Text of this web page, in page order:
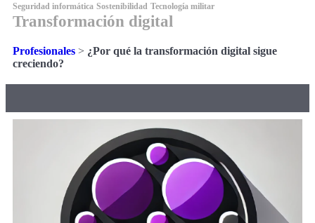
Seguridad informática Sostenibilidad Tecnología militar
Transformación digital
Profesionales > ¿Por qué la transformación digital sigue
creciendo?